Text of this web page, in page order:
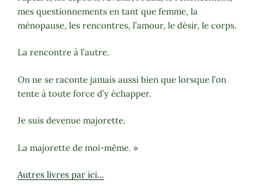
mes questionnements en tant que femme, la
ménopause, les rencontres, l’amour, le désir, le corps.
La rencontre à l’autre.
On ne se raconte jamais aussi bien que lorsque l’on
tente à toute force d’y échapper.
Je suis devenue majorette.
La majorette de moi-même. »
Autres livres par ici…